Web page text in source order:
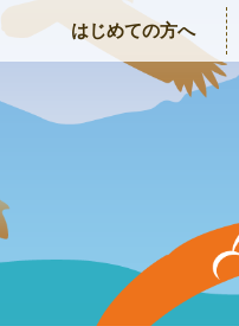
はじめての方へ